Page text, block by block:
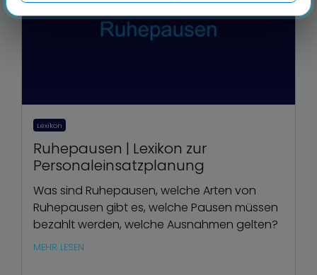
Lexikon
Ruhepausen | Lexikon zur
Personaleinsatzplanung
Was sind Ruhepausen, welche Arten von
Ruhepausen gibt es, welche Pausen müssen
bezahlt werden, welche Ausnahmen gelten?
MEHR LESEN